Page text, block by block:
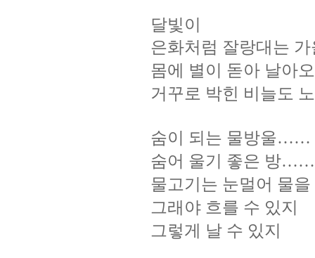
달빛이
은화처럼 잘랑대는
몸에 별이 돋아 날아
거꾸로 박힌 비늘도 노
숨이 되는 물방울……
숨어 울기 좋은 방……
물고기는 눈멀어 물을
그래야 흐를 수 있지
그렇게 날 수 있지